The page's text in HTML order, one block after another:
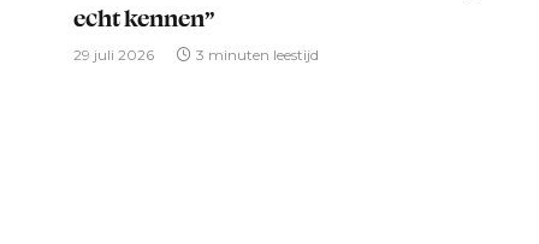
echt kennen”
29 juli 2026 3 minuten leestijd